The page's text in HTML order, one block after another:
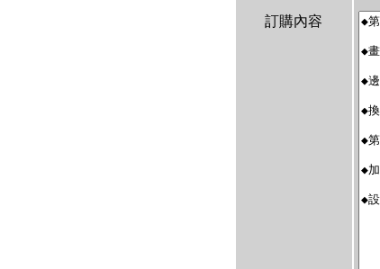
訂購內容